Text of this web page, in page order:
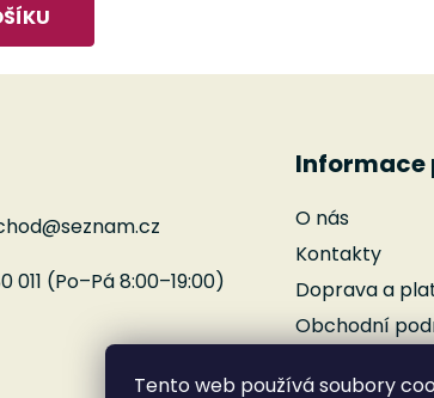
Tento web používá soubory
@seznam.cz
011 (Po–Pá 8:00–19:00)
Informace
O nás
Kontakty
Doprava a
Obchodní